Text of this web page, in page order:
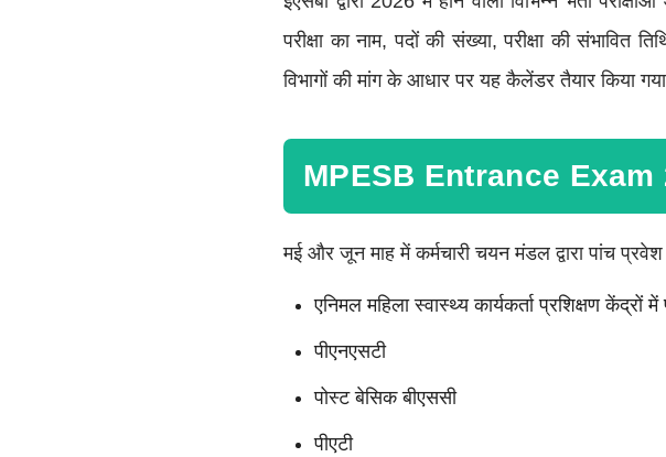
परीक्षा का नाम, पदों की संख्या, परीक्षा की
विभागों की मांग के आधार पर यह कैलेंडर तैयार किया
MPESB Entrance Exam
मई और जून माह में कर्मचारी चयन मंडल द्वारा पांच प्रवेश
एनिमल महिला स्वास्थ्य कार्यकर्ता प्रशिक्षण केंद्रों
पीएनएसटी
पोस्ट बेसिक बीएससी
पीएटी